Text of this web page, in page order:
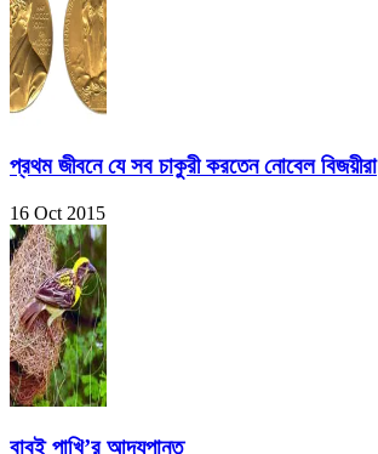
প্রথম জীবনে যে সব চাকুরী করতেন নোবেল বিজয়ীরা
16 Oct 2015
বাবুই পাখি’র আদ্যপান্ত